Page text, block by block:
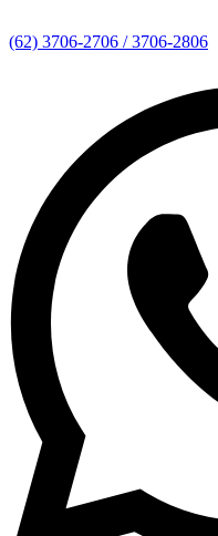
(62) 3706-2706 / 3706-2806